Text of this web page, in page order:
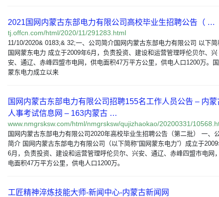
2021国网内蒙古东部电力有限公司高校毕业生招聘公告（ …
tj.offcn.com/html/2020/11/291283.html
11/10/2020& 0183;& 32;一、公司简介国网内蒙古东部电力有限公司 以下简
国网蒙东电力 成立于2009年6月，负责投资、建设和运营管理呼伦贝尔、兴
安、通辽、赤峰四盟市电网，供电面积47万平方公里，供电人口1200万。
蒙东电力成立以来
国网内蒙古东部电力有限公司招聘155名工作人员公告 – 内蒙
人事考试信息网 – 163内蒙古 …
www.nmgrsksw.com/html/nmgrsksw/qujizhaokao/20200331/
国网内蒙古东部电力有限公司2020年高校毕业生招聘公告（第二批） 一、
简介 国网内蒙古东部电力有限公司（以下简称“国网蒙东电力”）成立于
6月，负责投资、建设和运营管理呼伦贝尔、兴安、通辽、赤峰四盟市电网
电面积47万平方公里，供电人口1200万。
工匠精神淬炼技能大师-新闻中心-内蒙古新闻网